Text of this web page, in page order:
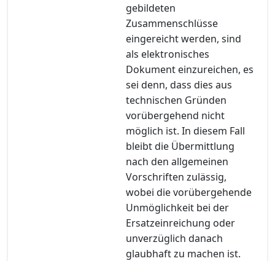
gebildeten
Zusammenschlüsse
eingereicht werden, sind
als elektronisches
Dokument einzureichen, es
sei denn, dass dies aus
technischen Gründen
vorübergehend nicht
möglich ist. In diesem Fall
bleibt die Übermittlung
nach den allgemeinen
Vorschriften zulässig,
wobei die vorübergehende
Unmöglichkeit bei der
Ersatzeinreichung oder
unverzüglich danach
glaubhaft zu machen ist.